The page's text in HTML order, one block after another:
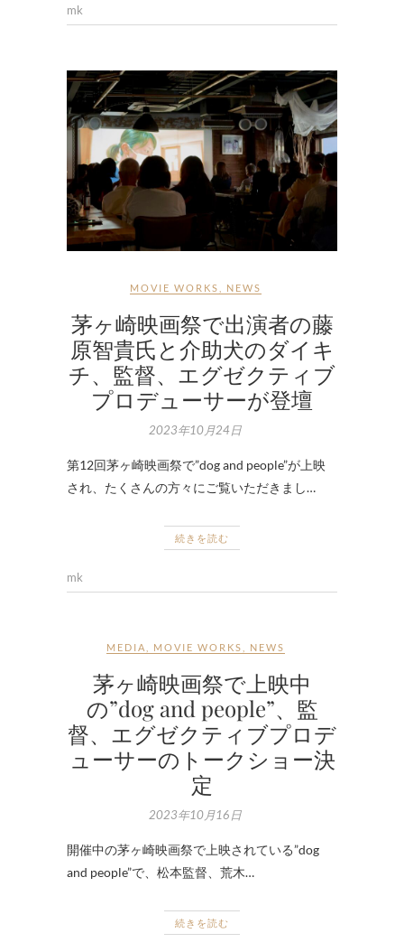
mk
MOVIE WORKS NEWS
茅ヶ崎映画祭で出演者の藤
原智貴氏と介助犬のダイキ
チ、監督、エグゼクティブ
プロデューサーが登壇
2023年10月24日
第12回茅ヶ崎映画祭で”dog and people”が上映
され、たくさんの方々にご覧いただきまし…
続きを読む
mk
MEDIA MOVIE WORKS NEWS
茅ヶ崎映画祭で上映中
の”dog and people”、監
督、エグゼクティブプロデ
ューサーのトークショー決
定
2023年10月16日
開催中の茅ヶ崎映画祭で上映されている”dog
and people”で、松本監督、荒木…
続きを読む